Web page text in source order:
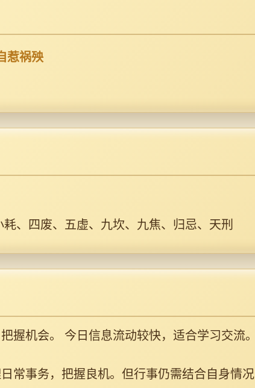
惹祸殃
、四废、五虚、九坎、九焦、归忌、天刑
握机会。 今日信息流动较快，适合学习交流。
常事务，把握良机。但行事仍需结合自身情况